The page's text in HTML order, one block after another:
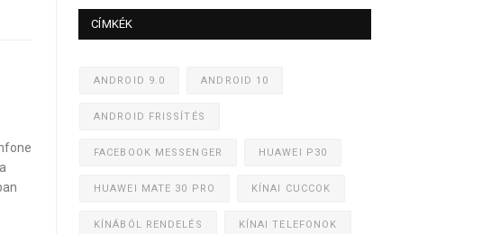
CÍMKÉK
ANDROID 9.0 ANDROID 10
ANDROID FRISSÍTÉS
FACEBOOK MESSENGER HUAWEI P30
HUAWEI MATE 30 PRO KÍNAI CUCCOK
KÍNÁBÓL RENDELÉS KÍNAI TELEFONOK